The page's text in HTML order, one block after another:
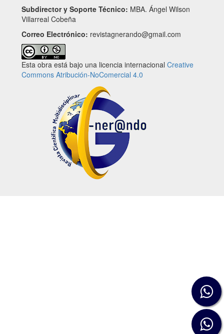
Subdirector y Soporte Técnico: MBA. Ángel Wilson
Villarreal Cobeña
Correo Electrónico: revistagnerando@gmail.com
Esta obra está bajo una licencia internacional Creative
Commons Atribución-NoComercial 4.0